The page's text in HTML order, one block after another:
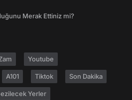
Merak Ettiniz mi?
Youtube
A101 Tiktok Son Dakika
Yerler